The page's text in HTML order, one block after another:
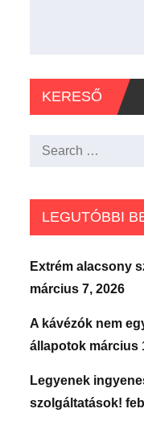
KERESŐ
Search
LEGUTÓBBI
Extrém alacsony
március 7, 2026
A kávézók nem
állapotok március
Legyenek
szolgáltatások!